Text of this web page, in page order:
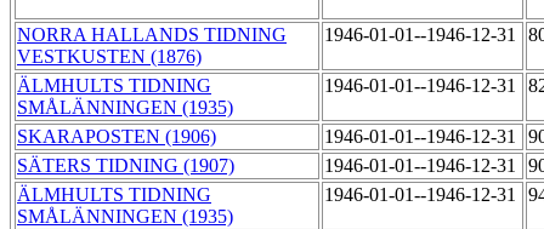
NORRA HALLANDS TIDNING
VESTKUSTEN (1876)
1946-01-01--1946-12-31
ÄLMHULTS TIDNING
SMÅLÄNNINGEN (1935)
1946-01-01--1946-12-31
SKARAPOSTEN (1906) 1946-01-01--1946-12-31
SÄTERS TIDNING (1907)
1946-01-01--1946-12-31
ÄLMHULTS TIDNING
SMÅLÄNNINGEN (1935)
1946-01-01--1946-12-31